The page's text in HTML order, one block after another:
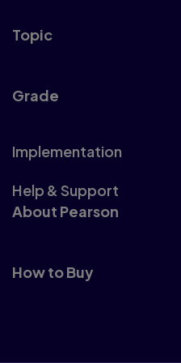
Topic
Grade
Implementation
Help & Support
About Pearson
How to Buy